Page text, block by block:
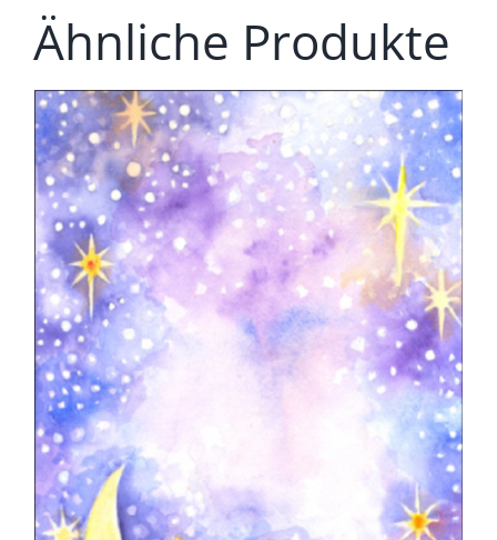
Ähnliche Produkte